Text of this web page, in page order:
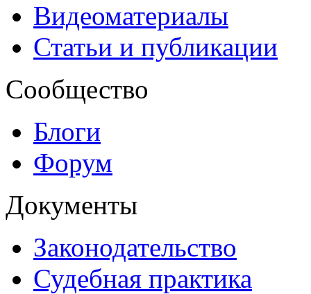
Видеоматериалы
Статьи и публикации
Сообщество
Блоги
Форум
Документы
Законодательство
Судебная практика